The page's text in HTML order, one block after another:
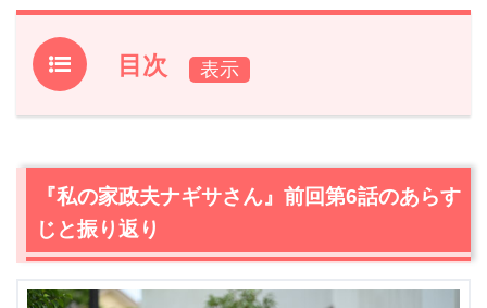
目次
1.『私の家政夫ナギサさん』前回第6話のあらすじと振り返
2. 【ネタバレ】『私の家政夫ナギサさん』第7話あらす
じ・感想
2.1 不調のナギサ（大森南朋）。まさかの休業を申請！？
帳の持ち主は…
『私の家政夫ナギサさん』前回第6話のあらす
じと振り返り